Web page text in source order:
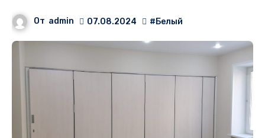
От admin 07.08.2024 #Белый